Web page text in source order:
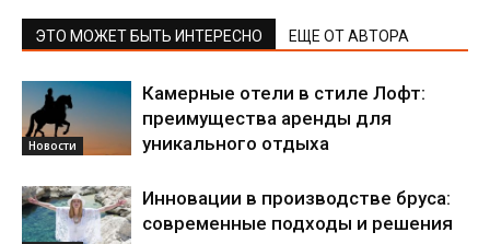
ЭТО МОЖЕТ БЫТЬ ИНТЕРЕСНО ЕЩЕ ОТ АВТОРА
Новости
Камерные отели в стиле Лофт:
преимущества аренды для
уникального отдыха
Инновации в производстве бруса:
современные подходы и решения